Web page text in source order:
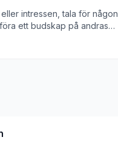
intressen, tala för någon
ett budskap på andras